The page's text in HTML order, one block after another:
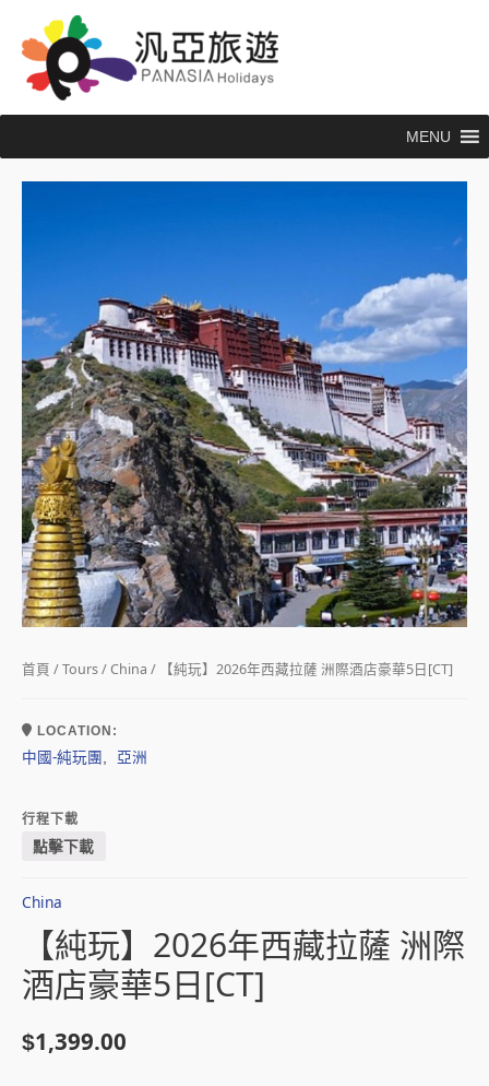
內
MENU
首頁 /Tours/China / 【純玩】2026年西藏拉薩 洲際酒店豪華5日[CT]
LOCATION:
中國-純玩團, 亞洲
行程下載
點擊下載
China
【純玩】2026年西藏拉薩 洲際
酒店豪華5日[CT]
$1,399.00